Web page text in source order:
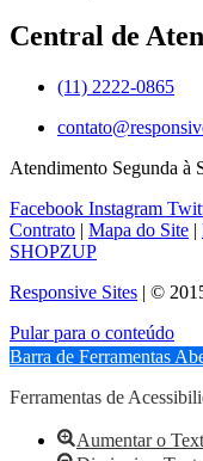
Central de
(11) 2222-0865
Atendimento Segunda à
Facebook Instagram
Contrato | Mapa do Site |
SHOPZUP
Responsive Sites | ©
Pular para o conteúdo
Barra de Ferramentas
Ferramentas de
Aumentar o